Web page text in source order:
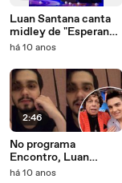
Luan Santana canta
midley de "Esperando
Aviões e Espumas ao
do Huck
há 10 anos
2:46
No programa
Encontro, Luan
Santana relembra
há 10 anos